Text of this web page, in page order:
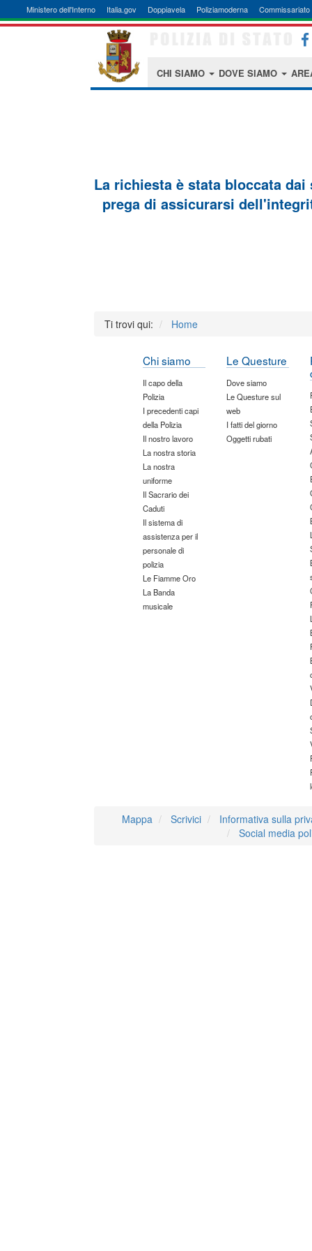
Ministero dell'Interno Italia.gov Doppiavela Poliziamoderna Commissariato
CHI SIAMO DOVE SIAMO
La richiesta è stata bloccata
prega di assicurarsi
Ti trovi qui: Home
Chi siamo
Il capo della
Polizia
I precedenti capi
della Polizia
Il nostro lavoro
La nostra storia
La nostra
uniforme
Il Sacrario dei
Caduti
Il sistema di
assistenza per il
personale di
polizia
Le Fiamme Oro
La Banda
musicale
Le Questure
Dove siamo
Le Questure sul
web
I fatti del giorno
Oggetti rubati
Mappa Scrivici
Informativa sulla
Social media